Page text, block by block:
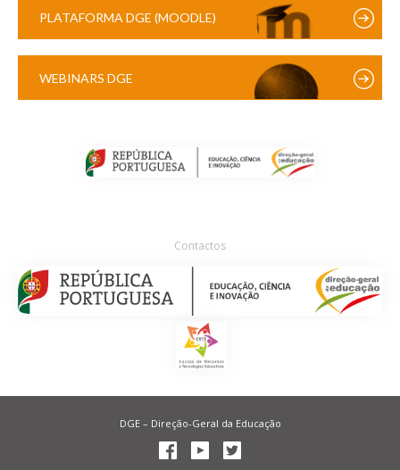
PLATAFORMA DGE (MOODLE)
WEBINARS DGE
Contactos
DGE – Direção-Geral da Educação